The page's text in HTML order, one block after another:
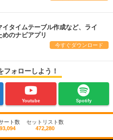
イタイムテーブル作成など、ライ
のナビアプリ
今すぐダウンロード
フォローしよう！
Youtube Spotify
ート数
セットリスト数
472,280